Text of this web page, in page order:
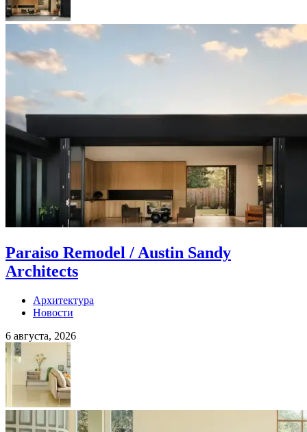
Paraiso Remodel / Austin Sandy
Architects
Архитектура
Новости
6 августа, 2026